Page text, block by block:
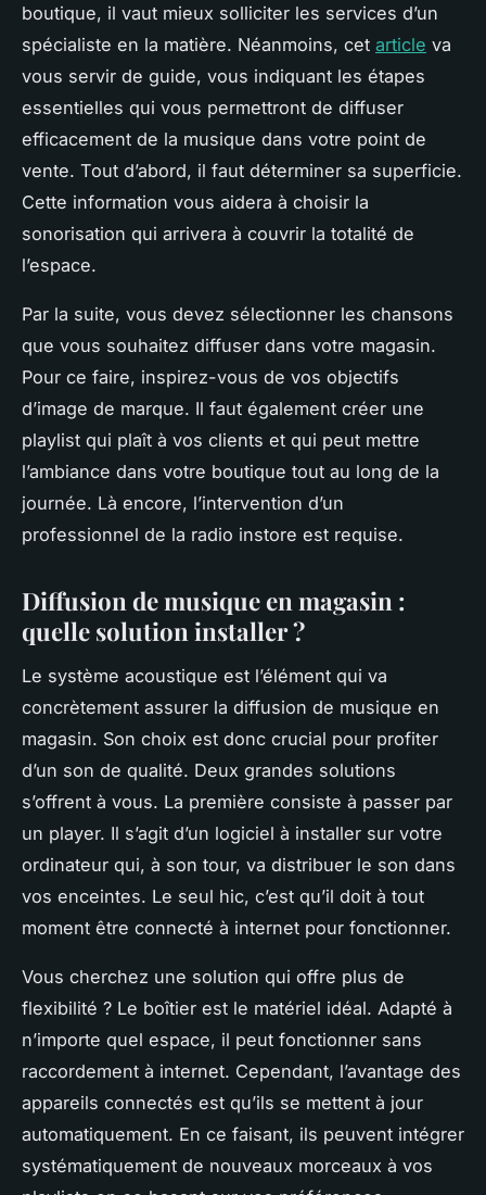
boutique, il vaut mieux solliciter les services d’un
spécialiste en la matière. Néanmoins, cet article va
vous servir de guide, vous indiquant les étapes
essentielles qui vous permettront de diffuser
efficacement de la musique dans votre point de
vente. Tout d’abord, il faut déterminer sa superficie.
Cette information vous aidera à choisir la
sonorisation qui arrivera à couvrir la totalité de
l’espace.
Par la suite, vous devez sélectionner les chansons
que vous souhaitez diffuser dans votre magasin.
Pour ce faire, inspirez-vous de vos objectifs
d’image de marque. Il faut également créer une
playlist qui plaît à vos clients et qui peut mettre
l’ambiance dans votre boutique tout au long de la
journée. Là encore, l’intervention d’un
professionnel de la radio instore est requise.
Diffusion de musique en magasin :
quelle solution installer ?
Le système acoustique est l’élément qui va
concrètement assurer la diffusion de musique en
magasin. Son choix est donc crucial pour profiter
d’un son de qualité. Deux grandes solutions
s’offrent à vous. La première consiste à passer par
un player. Il s’agit d’un logiciel à installer sur votre
ordinateur qui, à son tour, va distribuer le son dans
vos enceintes. Le seul hic, c’est qu’il doit à tout
moment être connecté à internet pour fonctionner.
Vous cherchez une solution qui offre plus de
flexibilité ? Le boîtier est le matériel idéal. Adapté à
n’importe quel espace, il peut fonctionner sans
raccordement à internet. Cependant, l’avantage des
appareils connectés est qu’ils se mettent à jour
automatiquement. En ce faisant, ils peuvent intégrer
systématiquement de nouveaux morceaux à vos